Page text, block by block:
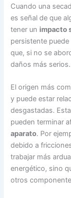
Cuando una
es señal de que
tener un impacto
persistente
que, si no se
daños más serios.
El origen más
y puede estar
desgastadas.
pueden terminar
aparato. Por
debido a
trabajar más
energético, sino
otros